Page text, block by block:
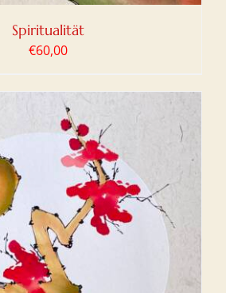
Spiritualität
€60,00